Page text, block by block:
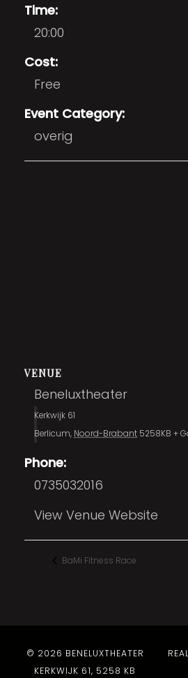
Time:
20:00
Cost:
Free
Event Category:
overig
VENUE
Beneluxtheater
Kerkwijk 61
Berlicum, Noord-Brabant 5258KB +
Phone:
0735032016
View Venue Website
BaMi Fitness Race
© 2026 BENELUXTHEATER
KERKWIJK 61, 5258 KB